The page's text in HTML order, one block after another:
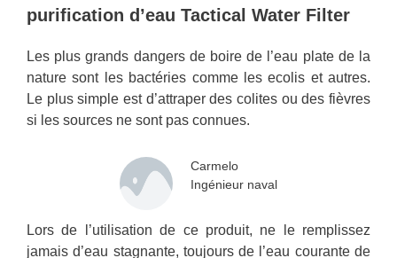
purification d’eau Tactical Water Filter
Les plus grands dangers de boire de l’eau plate de la
nature sont les bactéries comme les ecolis et autres.
Le plus simple est d’attraper des colites ou des fièvres
si les sources ne sont pas connues.
Carmelo
Ingénieur naval
Lors de l’utilisation de ce produit, ne le remplissez
jamais d’eau stagnante, toujours de l’eau courante de